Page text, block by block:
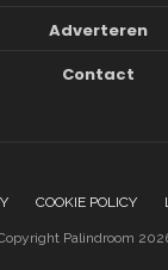
Adverteren
Contact
COOKIE POLICY
Palindroom